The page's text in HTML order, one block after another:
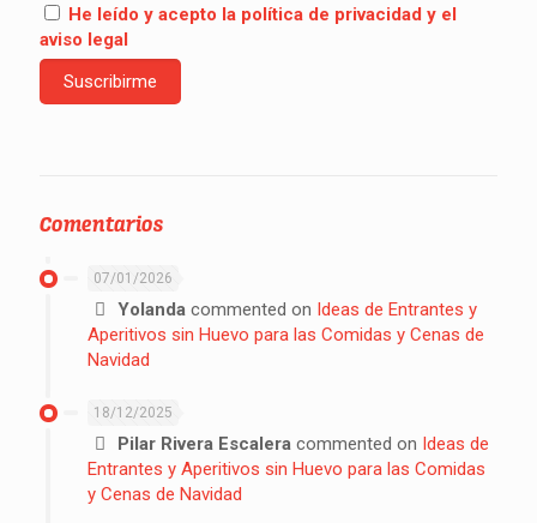
He leído y acepto la política de privacidad y el
aviso legal
Comentarios
07/01/2026
Yolanda commented on Ideas de Entrantes y
Aperitivos sin Huevo para las Comidas y Cenas de
Navidad
18/12/2025
Pilar Rivera Escalera commented on Ideas de
Entrantes y Aperitivos sin Huevo para las Comidas
y Cenas de Navidad